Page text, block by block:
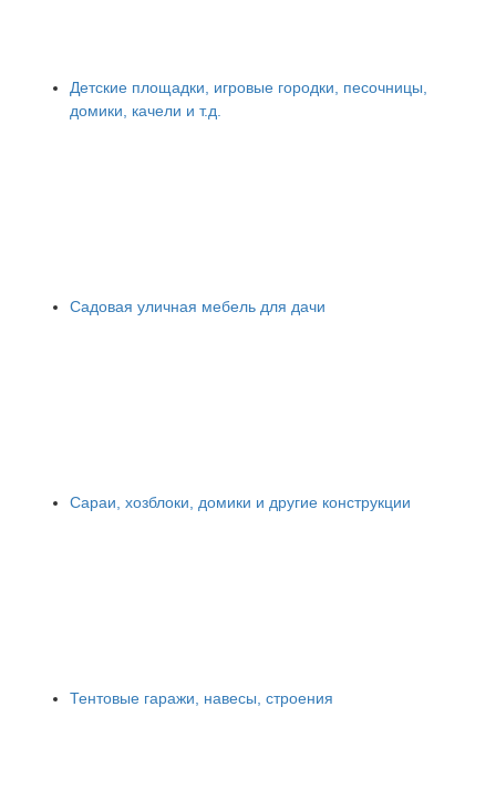
Детские площадки, игровые городки, песочницы,
домики, качели и т.д.
Садовая уличная мебель для дачи
Сараи, хозблоки, домики и другие конструкции
Тентовые гаражи, навесы, строения